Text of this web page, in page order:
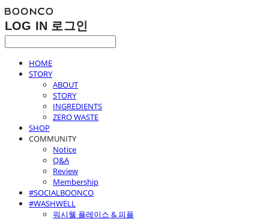
LOG IN 로그인
HOME
STORY
ABOUT
STORY
INGREDIENTS
ZERO WASTE
SHOP
COMMUNITY
Notice
Q&A
Review
Membership
#SOCIALBOONCO
#WASHWELL
워시웰 플레이스 & 피플